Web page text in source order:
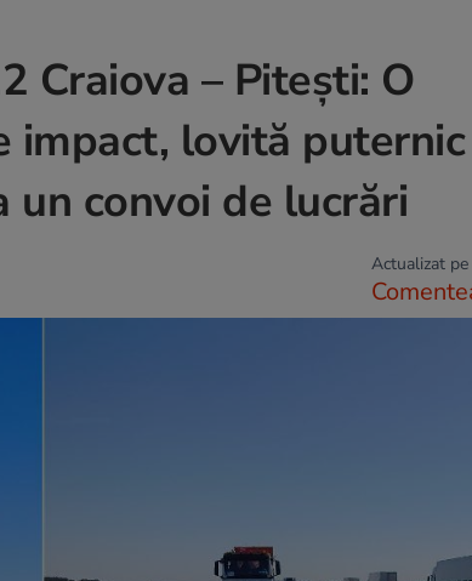
Craiova – Pitești: O
impact, lovită
convoi de lucrări
Actualizat